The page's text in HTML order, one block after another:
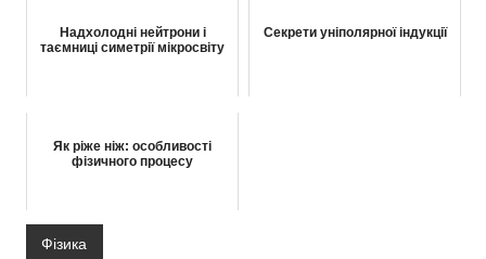
Надхолодні нейтрони і
таємниці симетрії мікросвіту
Секрети уніполярної індукції
Як ріже ніж: особливості
фізичного процесу
Фізика